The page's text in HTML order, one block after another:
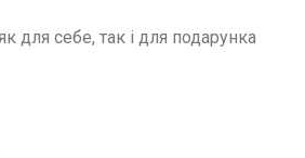
для себе, так і для подарунка